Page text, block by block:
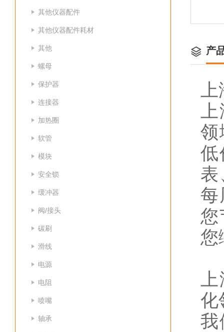
其他仪器配件
其他仪器配件耗材
其他
螺母
保护器
连接器
加热圈
软管
模块
安全锁
缓冲器
阀/接头
碳刷
滑线
电源
电阻
喷嘴
轴承
产
上
上
领
低
表
每
您
您
上
化
我